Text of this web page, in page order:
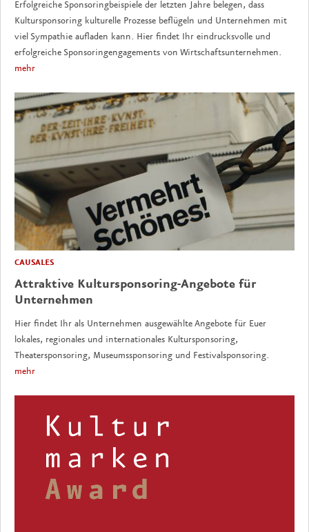
Erfolgreiche Sponsoringbeispiele der letzten Jahre belegen, dass
Kultursponsoring kulturelle Prozesse beflügeln und Unternehmen mit
viel Sympathie aufladen kann. Hier findet Ihr eindrucksvolle und
erfolgreiche Sponsoringengagements von Wirtschaftsunternehmen.
mehr
CAUSALES
Attraktive Kultursponsoring-Angebote für
Unternehmen
Hier findet Ihr als Unternehmen ausgewählte Angebote für Euer
lokales, regionales und internationales Kultursponsoring,
Theatersponsoring, Museumssponsoring und Festivalsponsoring.
mehr